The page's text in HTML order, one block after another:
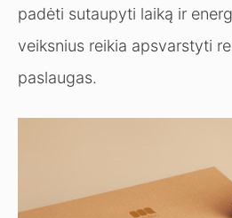
padėti sutaupyti laiką ir
veiksnius reikia apsvarstyti
paslaugas.